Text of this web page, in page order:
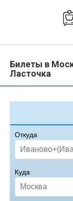
Билеты в
Ласточка
Откуда
Куда